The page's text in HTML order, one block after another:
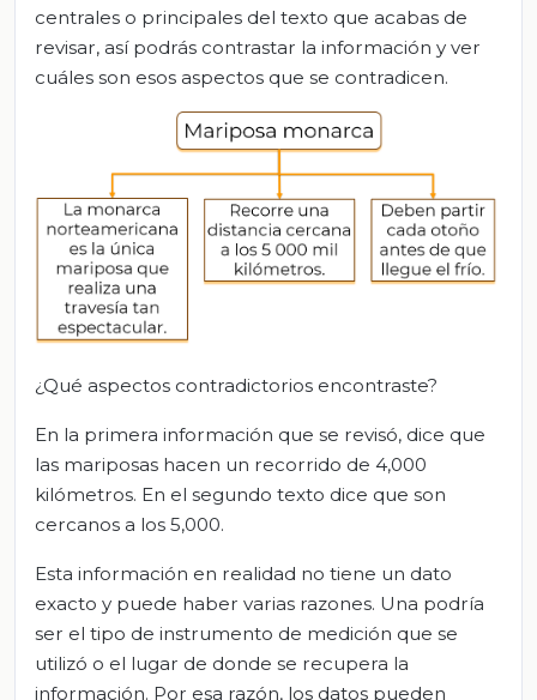
centrales o principales del texto que acabas de
revisar, así podrás contrastar la información y ver
cuáles son esos aspectos que se contradicen.
¿Qué aspectos contradictorios encontraste?
En la primera información que se revisó, dice que
las mariposas hacen un recorrido de 4,000
kilómetros. En el segundo texto dice que son
cercanos a los 5,000.
Esta información en realidad no tiene un dato
exacto y puede haber varias razones. Una podría
ser el tipo de instrumento de medición que se
utilizó o el lugar de donde se recupera la
información. Por esa razón, los datos pueden